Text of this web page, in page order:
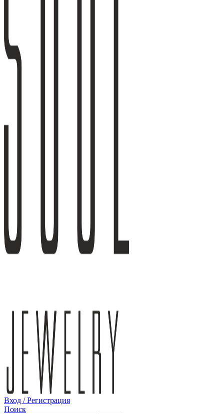
Вход / Регистрация
Поиск